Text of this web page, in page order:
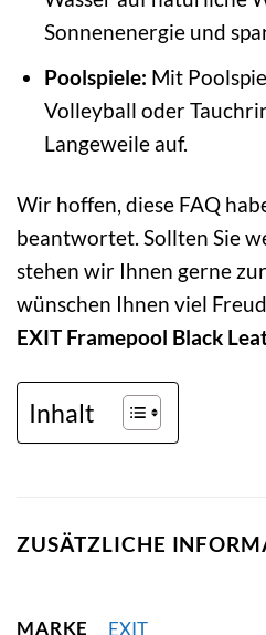
Sonnenenergie und
Poolspiele: Mit
Volleyball oder
Langeweile auf.
Wir hoffen, diese FAQ
beantwortet. Sollten Sie
stehen wir Ihnen gerne
wünschen Ihnen viel
EXIT Framepool Black
Inhalt
ZUSÄTZLICHE
MARKE EXIT